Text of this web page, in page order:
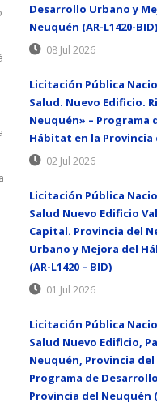
Desarrollo Urbano y
Neuquén (AR-L1420-BID)
08 Jul 2026
Licitación Pública
Salud. Nuevo Edificio.
Neuquén» – Programa
Hábitat en la Provincia
02 Jul 2026
Licitación Pública
Salud Nuevo Edificio
Capital. Provincia del
Urbano y Mejora del
(AR-L1420 – BID)
01 Jul 2026
Licitación Pública
Salud Nuevo Edificio,
Neuquén, Provincia
Programa de
Provincia del Neuquén